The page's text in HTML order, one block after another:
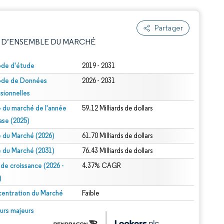
Partager
DU MARCHÉ
d'étude 2019 - 2031
de Données
2026 - 2031
du marché de l'année
(2025)
59.12 Milliards de dollars
du Marché (2026) 61.70 Milliards de dollars
du Marché (2031) 76.43 Milliards de dollars
croissance (2026 -
4.37% CAGR
du Marché Faible
majeurs
© Mordor Intelligence. La réutilisation nécessite une attribution sous CC BY 4.0.
sous CC BY 4.0.